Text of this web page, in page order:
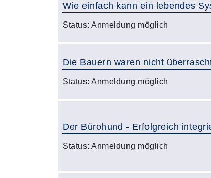
Wie einfach kann ein lebendes
Status: Anmeldung möglich
Die Bauern waren nicht
Status: Anmeldung möglich
Der Bürohund - Erfolgreich
Status: Anmeldung möglich